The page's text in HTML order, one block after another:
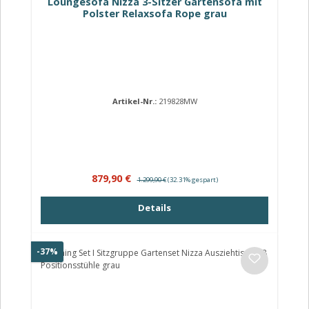
Polster Relaxsofa Rope grau
Artikel-Nr.: 219828MW
Verkaufspreis:
879,90 € Regulärer Preis:
1.299,90 €(32.31% gespart)
Details
-37% Rabatt